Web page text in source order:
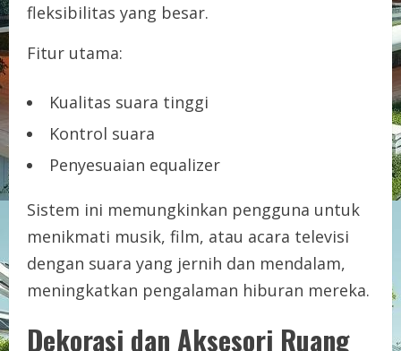
fleksibilitas yang besar.
Fitur utama:
Kualitas suara tinggi
Kontrol suara
Penyesuaian equalizer
Sistem ini memungkinkan pengguna untuk
menikmati musik, film, atau acara televisi
dengan suara yang jernih dan mendalam,
meningkatkan pengalaman hiburan mereka.
Dekorasi dan Aksesori Ruang